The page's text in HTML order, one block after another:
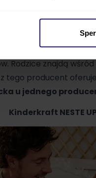
by jak najlepiej
producentem, który
Rodzice znajdą
tego producent oferuje
u jednego
Kinderkraft NESTE